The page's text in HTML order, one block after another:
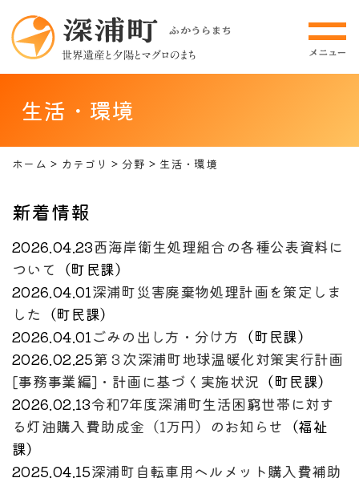
生活・環境
ホーム カテゴリ 分野 生活・環境
新着情報
2026.04.23西海岸衛生処理組合の各種公表資料に
ついて （町民課）
2026.04.01深浦町災害廃棄物処理計画を策定しま
した （町民課）
2026.04.01ごみの出し方・分け方 （町民課）
2026.02.25第３次深浦町地球温暖化対策実行計画
[事務事業編]・計画に基づく実施状況 （町民課）
2026.02.13令和7年度深浦町生活困窮世帯に対す
る灯油購入費助成金（1万円）のお知らせ （福祉
課）
2025.04.15深浦町自転車用ヘルメット購入費補助